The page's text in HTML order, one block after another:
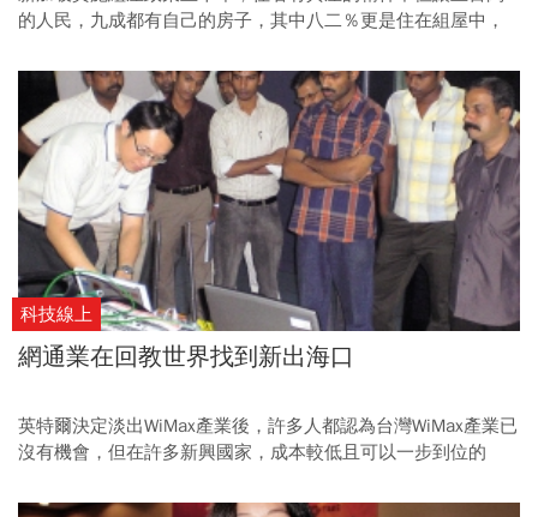
的人民，九成都有自己的房子，其中八二％更是住在組屋中，
兼具創造財富增值的機會。
科技線上
網通業在回教世界找到新出海口
英特爾決定淡出WiMax產業後，許多人都認為台灣WiMax產業已
沒有機會，但在許多新興國家，成本較低且可以一步到位的
的新出海口。